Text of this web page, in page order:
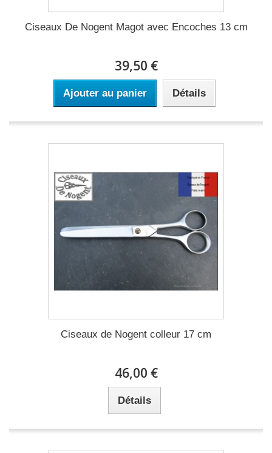
Ciseaux De Nogent Magot avec Encoches 13 cm
39,50 €
Ajouter au panier Détails
Ciseaux de Nogent colleur 17 cm
46,00 €
Détails